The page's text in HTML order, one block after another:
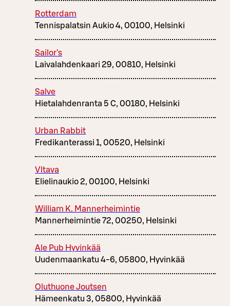
Rotterdam
Tennispalatsin Aukio 4, 00100, Helsinki
Sailor's
Laivalahdenkaari 29, 00810, Helsinki
Salve
Hietalahdenranta 5 C, 00180, Helsinki
Urban Rabbit
Fredikanterassi 1, 00520, Helsinki
Vltava
Elielinaukio 2, 00100, Helsinki
William K. Mannerheimintie
Mannerheimintie 72, 00250, Helsinki
Ale Pub Hyvinkää
Uudenmaankatu 4-6, 05800, Hyvinkää
Oluthuone Joutsen
Hämeenkatu 3, 05800, Hyvinkää